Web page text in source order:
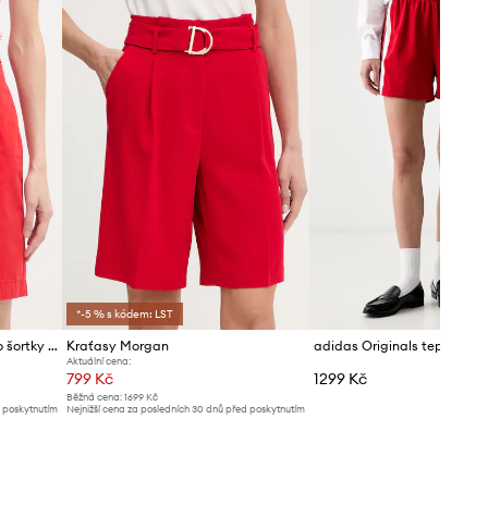
Tommy Hilfiger dámské chino šortky s bavlnou
poskytnutím
*-5 % s kódem: LST
Kraťasy Morgan
Aktuální cena:
799 Kč
Běžná cena:1699 Kč
Nejnižší cena za posledních 30 dnů před poskytnutím
1299 Kč